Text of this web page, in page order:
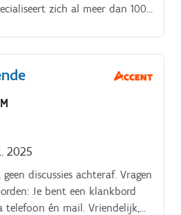
zich al meer dan 100
2025
discussies achteraf. Vragen
Je bent een klankbord
én mail. Vriendelijk,